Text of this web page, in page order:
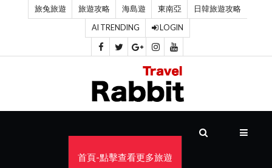
旅兔旅遊 旅遊攻略 海島遊 東南亞 日韓旅遊攻略
AI TRENDING LOGIN
首頁-點擊查看更多旅遊